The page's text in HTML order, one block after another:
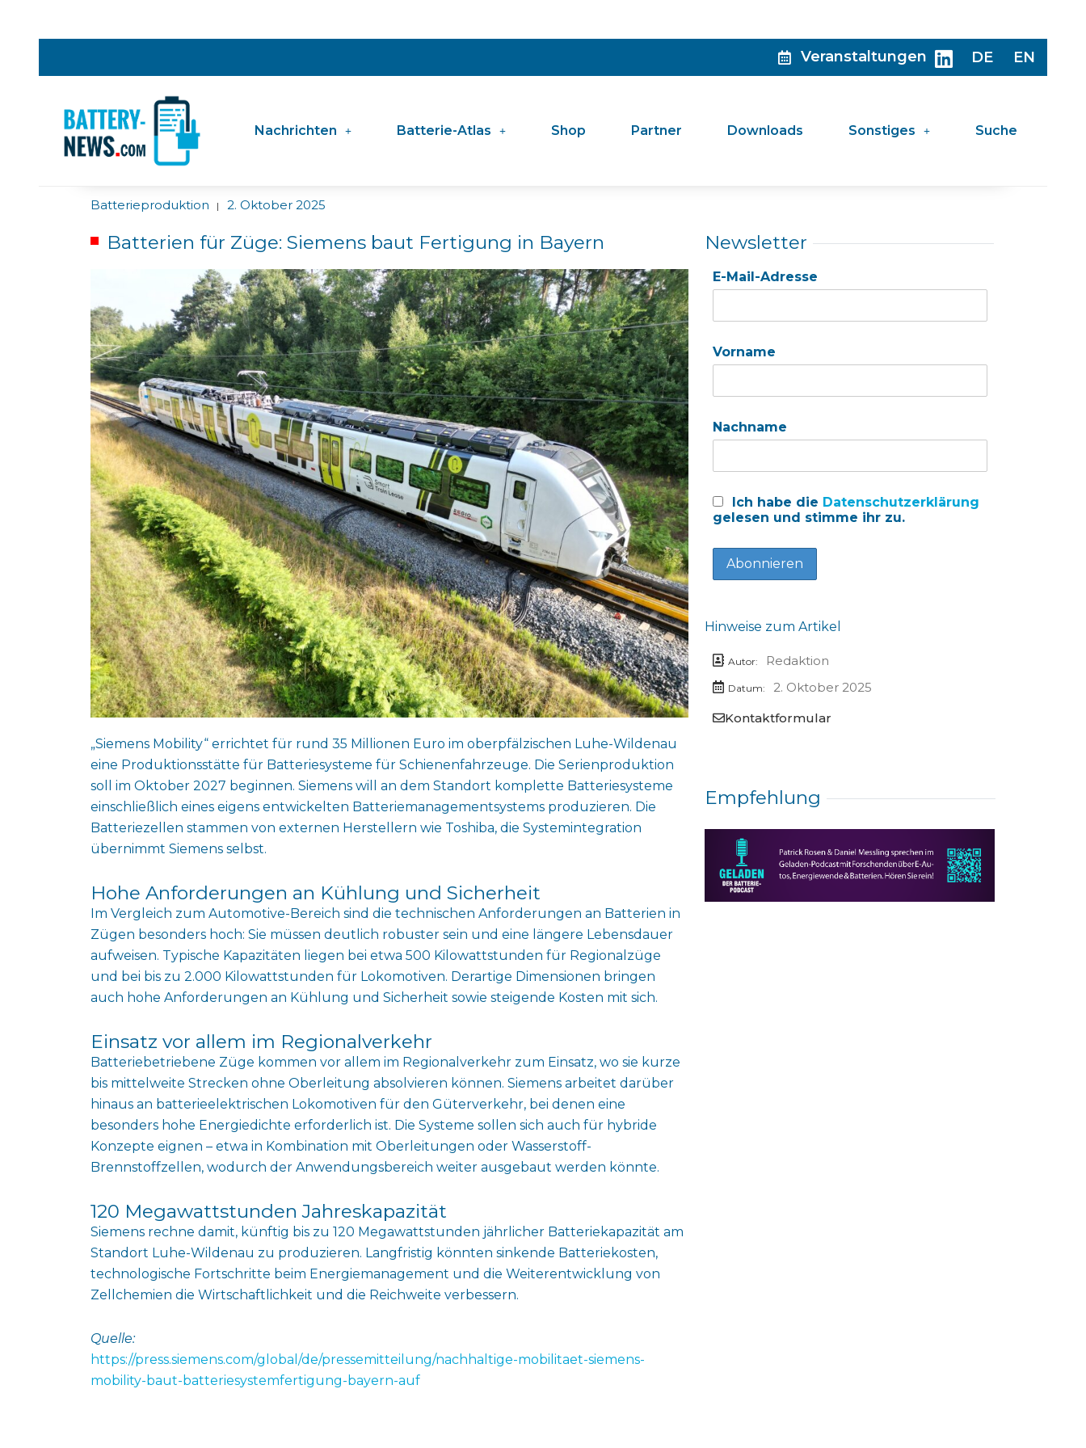
Veranstaltungen DE EN
Nachrichten Batterie-Atlas Shop Partner Downloads Sonstiges Suche
Batterieproduktion | 2. Oktober 2025
Batterien für Züge: Siemens baut Fertigung in Bayern
„Siemens Mobility“ errichtet für rund 35 Millionen Euro im oberpfälzischen Luhe-Wildenau
eine Produktionsstätte für Batteriesysteme für Schienenfahrzeuge. Die Serienproduktion
soll im Oktober 2027 beginnen. Siemens will an dem Standort komplette Batteriesysteme
einschließlich eines eigens entwickelten Batteriemanagementsystems produzieren. Die
Batteriezellen stammen von externen Herstellern wie Toshiba, die Systemintegration
übernimmt Siemens selbst.
Hohe Anforderungen an Kühlung und Sicherheit
Im Vergleich zum Automotive-Bereich sind die technischen Anforderungen an Batterien in
Zügen besonders hoch: Sie müssen deutlich robuster sein und eine längere Lebensdauer
aufweisen. Typische Kapazitäten liegen bei etwa 500 Kilowattstunden für Regionalzüge
und bei bis zu 2.000 Kilowattstunden für Lokomotiven. Derartige Dimensionen bringen
auch hohe Anforderungen an Kühlung und Sicherheit sowie steigende Kosten mit sich.
Einsatz vor allem im Regionalverkehr
Batteriebetriebene Züge kommen vor allem im Regionalverkehr zum Einsatz, wo sie kurze
bis mittelweite Strecken ohne Oberleitung absolvieren können. Siemens arbeitet darüber
hinaus an batterieelektrischen Lokomotiven für den Güterverkehr, bei denen eine
besonders hohe Energiedichte erforderlich ist. Die Systeme sollen sich auch für hybride
Konzepte eignen – etwa in Kombination mit Oberleitungen oder Wasserstoff-
Brennstoffzellen, wodurch der Anwendungsbereich weiter ausgebaut werden könnte.
120 Megawattstunden Jahreskapazität
Siemens rechne damit, künftig bis zu 120 Megawattstunden jährlicher Batteriekapazität am
Standort Luhe-Wildenau zu produzieren. Langfristig könnten sinkende Batteriekosten,
technologische Fortschritte beim Energiemanagement und die Weiterentwicklung von
Zellchemien die Wirtschaftlichkeit und die Reichweite verbessern.
Quelle:
https://press.siemens.com/global/de/pressemitteilung/nachhaltige-mobilitaet-siemens-
mobility-baut-batteriesystemfertigung-bayern-auf
Newsletter
E-Mail-Adresse
Vorname
Nachname
Ich habe die Datenschutzerklärung
gelesen und stimme ihr zu.
Hinweise zum Artikel
Autor: Redaktion
Datum:
2. Oktober 2025
Kontaktformular
Empfehlung